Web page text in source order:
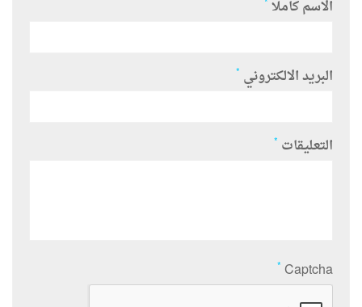
الاسم كاملا
البريد الالكتروني *
التعليقات *
Captcha
*